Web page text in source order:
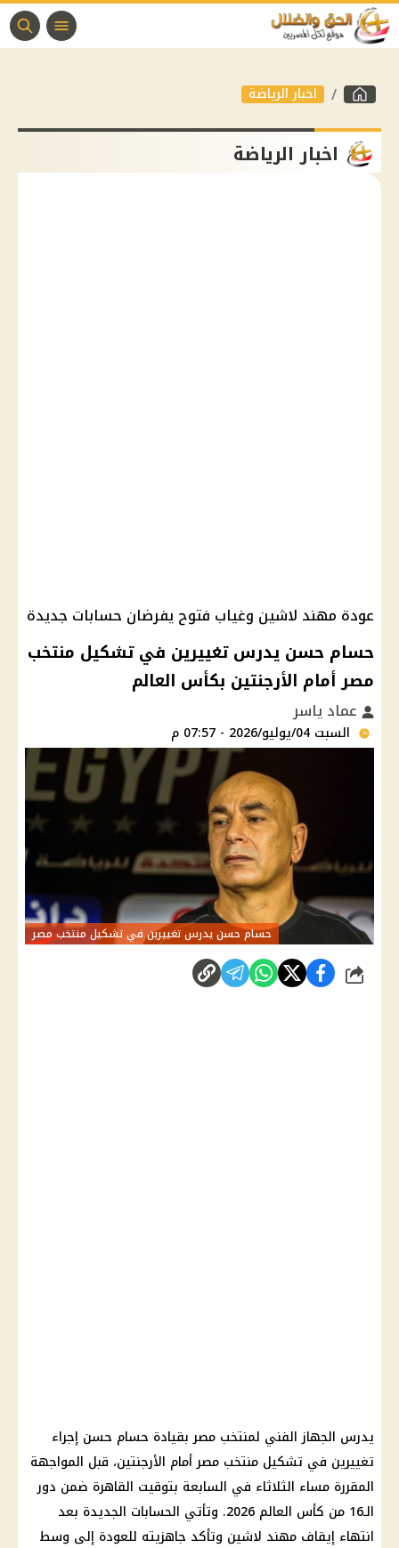
اخبار الرياضة
اخبار الرياضة
عودة مهند لاشين وغياب فتوح يفرضان حسابات جديدة
حسام حسن يدرس تغييرين في تشكيل منتخب
مصر أمام الأرجنتين بكأس العالم
عماد ياسر
السبت 04/يوليو/2026 - 07:57 م
حسام حسن يدرس تغييرين في تشكيل منتخب مصر
شارك
يدرس الجهاز الفني لمنتخب مصر بقيادة حسام حسن إجراء
تغييرين في تشكيل منتخب مصر أمام الأرجنتين، قبل المواجهة
المقررة مساء الثلاثاء في السابعة بتوقيت القاهرة ضمن دور
الـ16 من كأس العالم 2026. وتأتي الحسابات الجديدة بعد
انتهاء إيقاف مهند لاشين وتأكد جاهزيته للعودة إلى وسط